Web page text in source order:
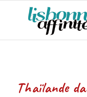
Soi,
Thaïlande